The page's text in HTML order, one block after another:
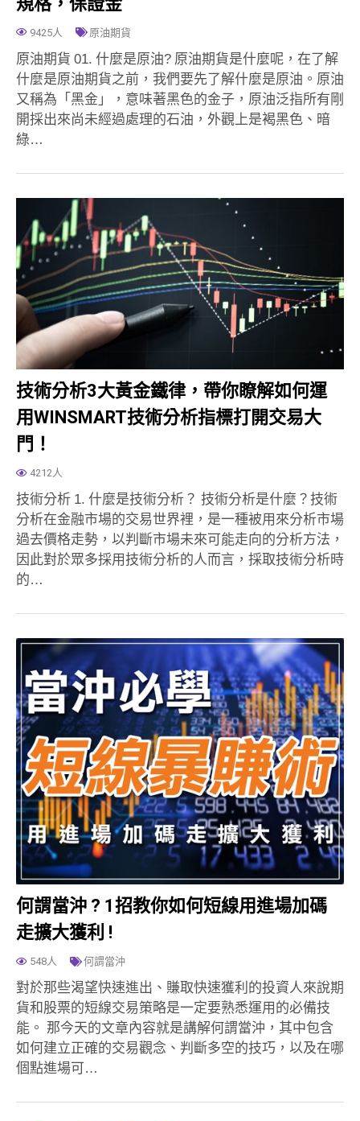
9425人 原油期貨
原油期貨 01. 什麼是原油? 原油期貨是什麼呢，在了解
什麼是原油期貨之前，我們要先了解什麼是原油。原油
又稱為「黑金」，意味著黑色的金子，原油泛指所有剛
開採出來尚未經過處理的石油，外觀上是褐黑色、暗
綠…
技術分析3大黃金鐵律，帶你瞭解如何運
用WINSMART技術分析指標打開交易大
門！
4212人
技術分析 1. 什麼是技術分析？ 技術分析是什麼？技術
分析在金融市場的交易世界裡，是一種被用來分析市場
過去價格走勢，以判斷市場未來可能走向的分析方法，
因此對於眾多採用技術分析的人而言，採取技術分析時
的…
何謂當沖 ? 1招教你如何短線用進場加碼
走擴大獲利 !
548人 何謂當沖
對於那些渴望快速進出、賺取快速獲利的投資人來說期
貨和股票的短線交易策略是一定要熟悉運用的必備技
能。 那今天的文章內容就是講解何謂當沖，其中包含
如何建立正確的交易觀念、判斷多空的技巧，以及在哪
個點進場可…